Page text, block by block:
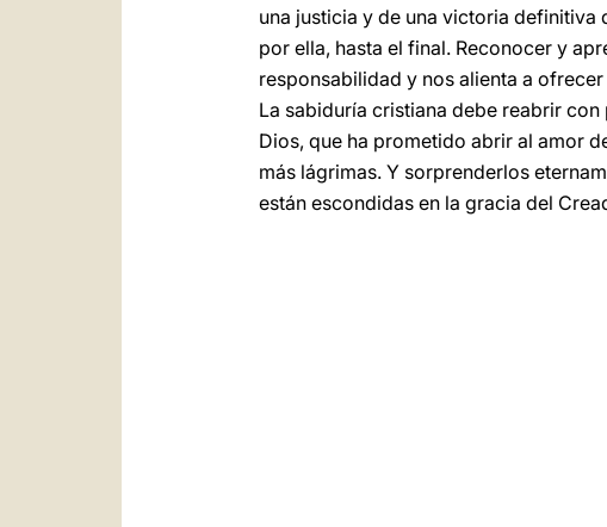
una justicia y de una victoria
por ella, hasta el final. Reconocer y
responsabilidad y nos alienta a
La sabiduría cristiana debe reabrir
Dios, que ha prometido abrir al amor
más lágrimas. Y sorprenderlos
están escondidas en la gracia del